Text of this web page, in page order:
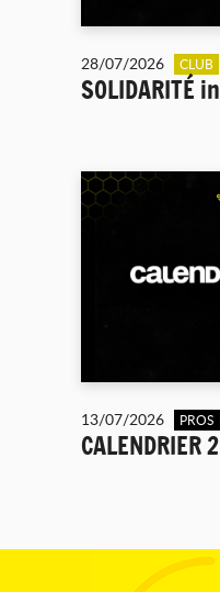
28/07/2026 CLUB
SOLIDARITÉ
13/07/2026 PROS
CALENDRIER